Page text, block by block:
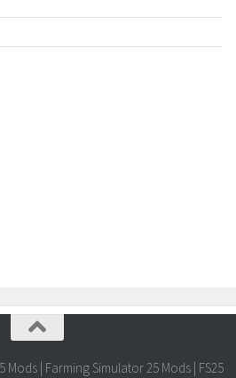
| Farming Simulator 25 Mods | FS25